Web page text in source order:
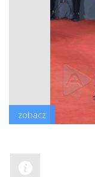
zobacz